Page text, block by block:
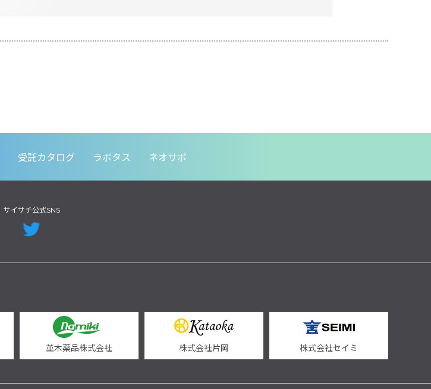
受託カタログ ラボタス ネオサポ
サイサチ公式SNS
並木薬品株式会社 株式会社片岡 株式会社セイミ